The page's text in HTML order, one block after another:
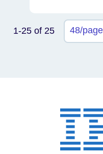
1-25 of 25 48/page